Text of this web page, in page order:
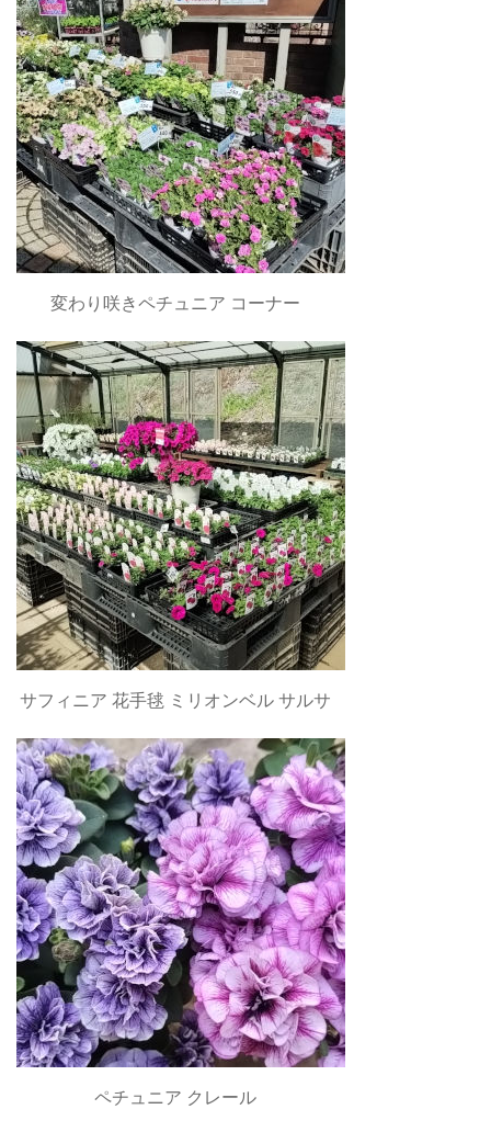
変わり咲きペチュニア コーナー
サフィニア 花手毬 ミリオンベル サルサ
ペチュニア クレール